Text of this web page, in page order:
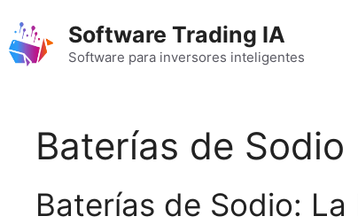
contenido
Software Trading IA
Software para inversores inteligentes
Baterías de Sodio
Baterías de Sodio: